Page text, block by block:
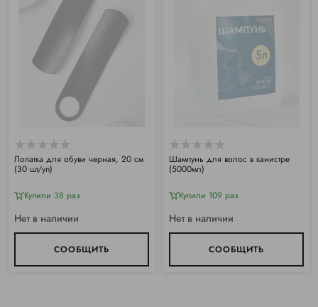
Лопатка для обуви черная, 20 см
(30 шт/уп)
Купили 38 раз
Нет в наличии
СООБЩИТЬ
Шампунь для волос в канистре
(5000мл)
Купили 109 раз
Нет в наличии
СООБЩИТЬ